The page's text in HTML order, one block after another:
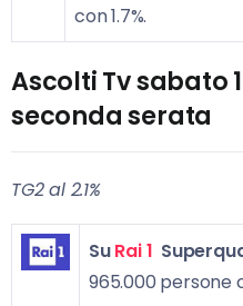
con 1.7%.
Ascolti Tv sabato
seconda serata
TG2 al 2.1%
SuRai 1
965.000 persone